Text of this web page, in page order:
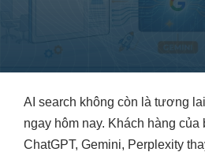
AI search không còn là tương
ngay hôm nay. Khách hàng của
ChatGPT, Gemini, Perplexity